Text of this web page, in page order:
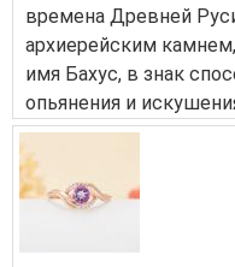
времена Древней
архиерейским
имя Бахус, в знак
опьянения и